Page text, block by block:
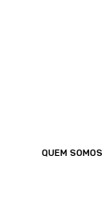
QUEM SOMOS